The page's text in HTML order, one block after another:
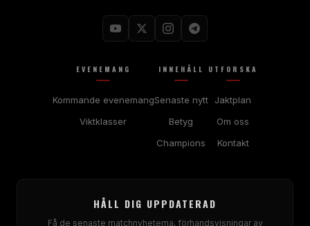
EVENEMANG
Kommande evenemang
Viktklasser
INNEHÅLL
Senaste nytt
Betyg
Champions
UTFORSKA
Jaktplan
Om oss
Kontakt
HÅLL DIG UPPDATERAD
Få de senaste matchnyheterna, förhandsvisningar av